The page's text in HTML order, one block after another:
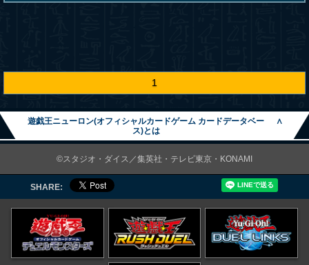
1
遊戯王ニューロン(オフィシャルカードゲーム カードデータベー
ス)とは
∧
©スタジオ・ダイス／集英社・テレビ東京・KONAMI
SHARE: